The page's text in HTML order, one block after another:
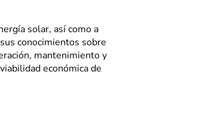
solar, asícomo a
conocimientos sobre
mantenimiento y
económica de